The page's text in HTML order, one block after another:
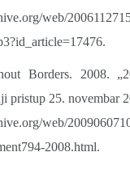
web/
Borders. 2008.
pristup 25. novembar
web/
2008.html.